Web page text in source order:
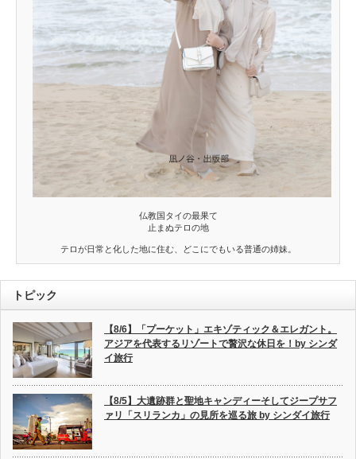
仏教国タイの最果て
止まぬテロの地
テロが日常と化した地に住む、どこにでもいる普通の姉妹。
トピック
【8/6】「プーケット」エキゾティック＆エレガント。
アジアを代表するリゾートで贅沢な休日を！by シンダ
イ旅行
【8/5】大遺跡群と聖地キャンディーそしてジープサフ
ァリ「スリランカ」の見所を巡る旅 by シンダイ旅行